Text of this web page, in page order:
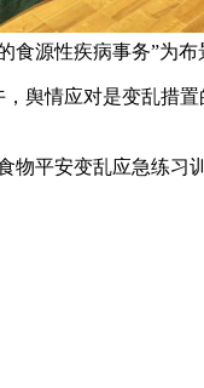
源性疾病事务”为布
情应对是变乱措
安变乱应急练习